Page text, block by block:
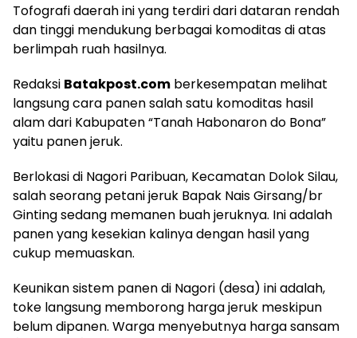
Tofografi daerah ini yang terdiri dari dataran rendah
dan tinggi mendukung berbagai komoditas di atas
berlimpah ruah hasilnya.
Redaksi Batakpost.com berkesempatan melihat
langsung cara panen salah satu komoditas hasil
alam dari Kabupaten “Tanah Habonaron do Bona”
yaitu panen jeruk.
Berlokasi di Nagori Paribuan, Kecamatan Dolok Silau,
salah seorang petani jeruk Bapak Nais Girsang/br
Ginting sedang memanen buah jeruknya. Ini adalah
panen yang kesekian kalinya dengan hasil yang
cukup memuaskan.
Keunikan sistem panen di Nagori (desa) ini adalah,
toke langsung memborong harga jeruk meskipun
belum dipanen. Warga menyebutnya harga sansam